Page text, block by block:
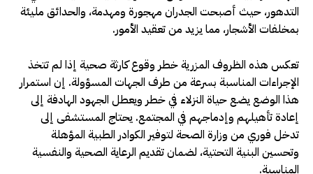
التدهور، حيث أصبحت الجدران مهجورة ومهدمة، والحدائق مليئة
بمخلفات الأشجار، مما يزيد من تعقيد الأمور.
تعكس هذه الظروف المزرية خطر وقوع كارثة صحية إذا لم تتخذ
الإجراءات المناسبة بسرعة من طرف الجهات المسؤولة. إن استمرار
هذا الوضع يضع حياة النزلاء في خطر ويعطل الجهود الهادفة إلى
إعادة تأهيلهم وإدماجهم في المجتمع. يحتاج المستشفى إلى
تدخل فوري من وزارة الصحة لتوفير الكوادر الطبية المؤهلة
وتحسين البنية التحتية، لضمان تقديم الرعاية الصحية والنفسية
المناسبة.